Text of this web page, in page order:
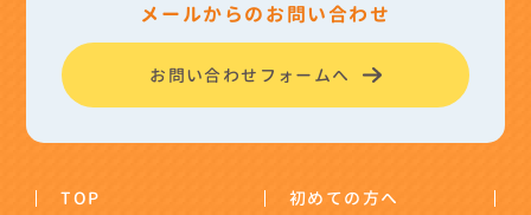
メールからのお問い合わせ
お問い合わせフォームへ
TOP
初めての方へ